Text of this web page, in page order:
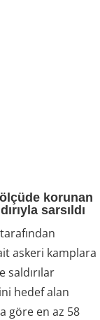
korunan
sarsıldı
askeri kamplara
saldırılar
hedef alan
göre en az 58